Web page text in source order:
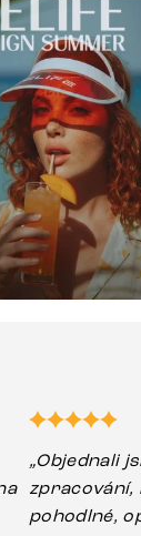
Některé
plném
„Objednali
zpracování,
pohodlné,